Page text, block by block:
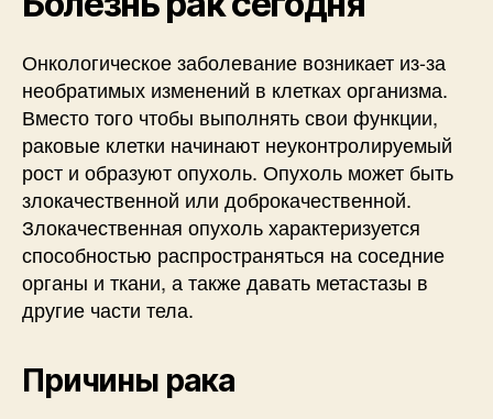
Онкологическое заболевание возникает из-за
необратимых изменений в клетках организма.
Вместо того чтобы выполнять свои функции,
раковые клетки начинают неуконтролируемый
рост и образуют опухоль. Опухоль может быть
злокачественной или доброкачественной.
Злокачественная опухоль характеризуется
способностью распространяться на соседние
органы и ткани, а также давать метастазы в
другие части тела.
Причины рака